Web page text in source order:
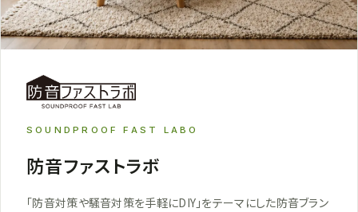
SOUNDPROOF FAST LABO
防音ファストラボ
「防音対策や騒音対策を手軽にDIY」をテーマにした防音ブラン